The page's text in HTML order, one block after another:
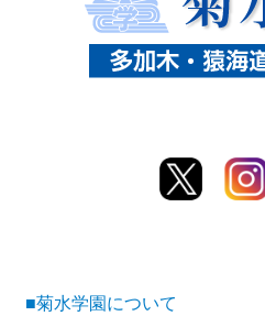
■菊水学園について